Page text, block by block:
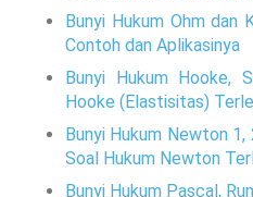
Bunyi Hukum Ohm dan
Contoh dan Aplikasinya
Bunyi Hukum Hooke,
Hooke (Elastisitas)
Bunyi Hukum Newton
Soal Hukum Newton
Bunyi Hukum Pascal,